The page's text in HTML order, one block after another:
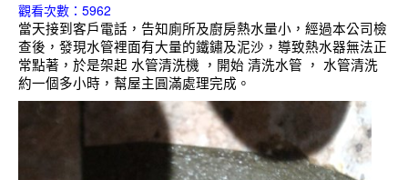
觀看次數：5962
當天接到客戶電話，告知廁所及廚房熱水量小，經過本公司檢
查後，發現水管裡面有大量的鐵鏽及泥沙，導致熱水器無法正
常點著，於是架起 水管清洗機 ，開始 清洗水管 ， 水管清洗
約一個多小時，幫屋主圓滿處理完成。